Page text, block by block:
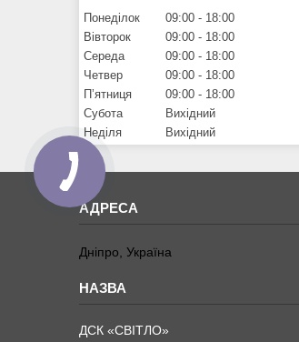
Понеділок 09:00
18:00
Вівторок
09:00
18:00
Середа
09:00
18:00
Четвер
09:00
18:00
Пʼятниця
09:00
18:00
Субота
Вихідний
Неділя
Вихідний
Дніпро, Україна
ДСК «СВІТЛО»